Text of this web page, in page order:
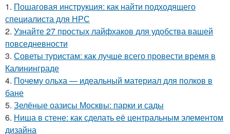
1. Пошаговая инструкция: как найти подходящего
специалиста для НРС
2. Узнайте 27 простых лайфхаков для удобства вашей
повседневности
3. Советы туристам: как лучше всего провести время в
Калининграде
4. Почему ольха — идеальный материал для полков в
бане
5. Зелёные оазисы Москвы: парки и сады
6. Ниша в стене: как сделать её центральным элементом
дизайна